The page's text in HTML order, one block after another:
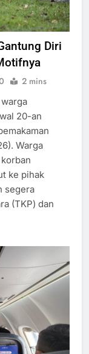
Diri
2 mins
20-an
Warga
ke pihak
segera
(TKP) dan